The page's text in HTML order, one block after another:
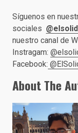
Síguenos en
sociales
nuestro canal de
Instragam:
Facebook:
About The